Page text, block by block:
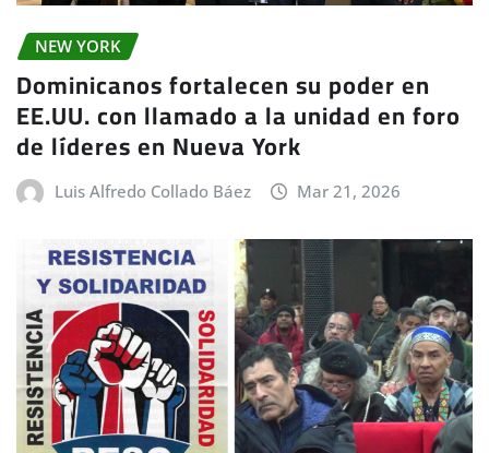
NEW YORK
Dominicanos fortalecen su poder en
EE.UU. con llamado a la unidad en foro
de líderes en Nueva York
Luis Alfredo Collado Báez Mar 21, 2026